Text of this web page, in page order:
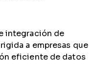
integración de
a empresas que
eficiente de datos